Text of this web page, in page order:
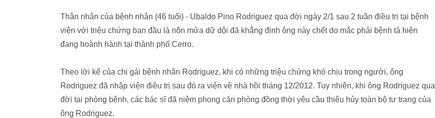
Thân nhân của bệnh nhân (46 tuổi) - Ubaldo Pino Rodriguez qua đời ngày 2/1 sau 2 tuần điều trị tại bệnh
viện với triệu chứng ban đầu là nôn mửa dữ dội đã khẳng định ông này chết do mắc phải bệnh tả hiện
đang hoành hành tại thành phố Cerro.
Theo lời kể của chị gái bệnh nhân Rodriguez, khi có những triệu chứng khó chịu trong người, ông
Rodriguez đã nhập viện điều trị sau đó ra viện về nhà hồi tháng 12/2012. Tuy nhiên, khi ông Rodriguez qua
đời tại phòng bệnh, các bác sĩ đã niêm phong căn phòng đồng thời yêu cầu thiêu hủy toàn bộ tư trang của
ông Rodriguez.